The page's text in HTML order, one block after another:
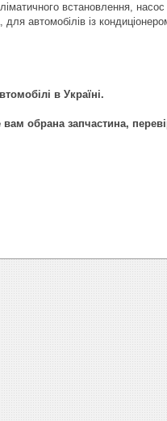
встановлення, насос
автомобілів із
в Україні.
обрана запчастина,